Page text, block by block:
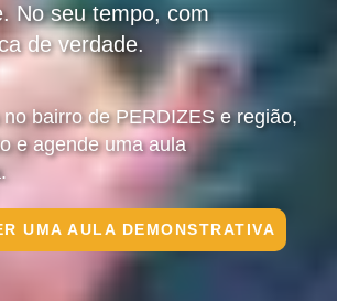
No seu tempo, com
de verdade.
bairro de PERDIZES e região,
e agende uma aula
UMA AULA DEMONSTRATIVA